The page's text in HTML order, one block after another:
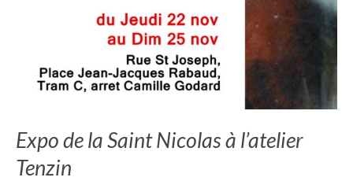
Expo de la Saint Nicolas à l’atelier
Tenzin